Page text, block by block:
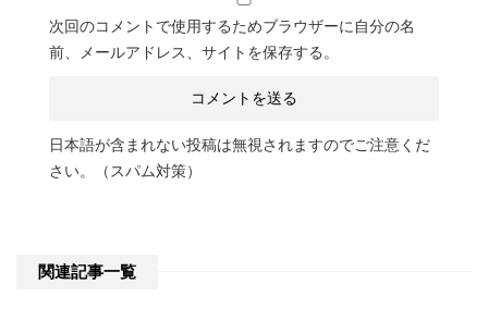
次回のコメントで使用するためブラウザーに自分の名
前、メールアドレス、サイトを保存する。
日本語が含まれない投稿は無視されますのでご注意くだ
さい。（スパム対策）
関連記事一覧